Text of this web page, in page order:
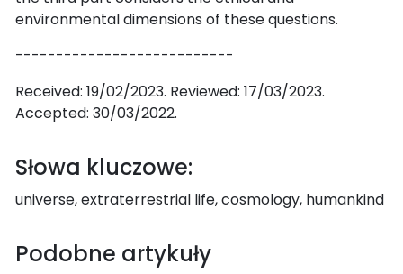
environmental dimensions of these questions.
---------------------------
Received: 19/02/2023. Reviewed: 17/03/2023.
Accepted: 30/03/2022.
Słowa kluczowe:
universe, extraterrestrial life, cosmology, humankind
Podobne artykuły